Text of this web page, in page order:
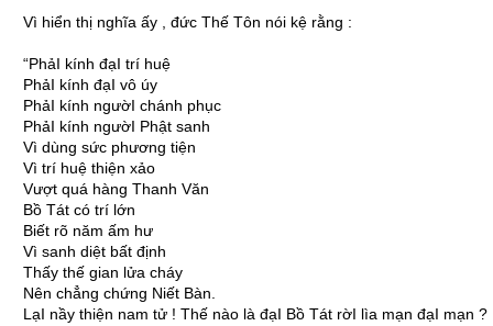
Vì hiển thị nghĩa ấy , đức Thế Tôn nói kệ rằng :
“PhảI kính đạI trí huệ
PhảI kính đạI vô úy
PhảI kính ngườI chánh phục
PhảI kính ngườI Phật sanh
Vì dùng sức phương tiện
Vì trí huệ thiện xảo
Vượt quá hàng Thanh Văn
Bồ Tát có trí lớn
Biết rõ năm ấm hư
Vì sanh diệt bất định
Thấy thế gian lửa cháy
Nên chẳng chứng Niết Bàn.
LạI nầy thiện nam tử ! Thế nào là đạI Bồ Tát rờI lìa mạn đạI mạn ?